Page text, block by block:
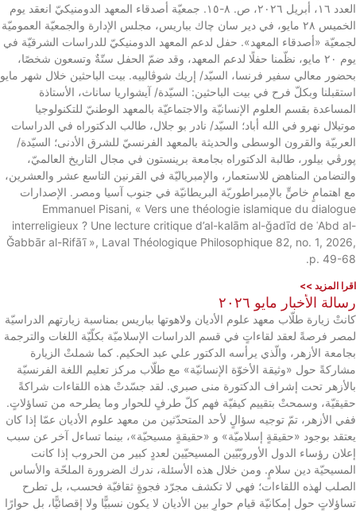
العدد ١٦، أبريل ٢٠٢٦، ص. ٨-١٥. جمعيّة أصدقاء المعهد الدومنيكيّ انعقد يوم
الخميس ٢٨ مايو، في دير سان چاك بباريس، مجلس الإدارة والجمعيّة العموميّة
لجمعيّة «أصدقاء المعهد». حفل لدعم المعهد الدومنيكيّ للدراسات الشرقيّة في
يوم ٢٠ مايو، نظّمنا حفلًا لدعم المعهد، وقد ضمّ الحفل ستّةٌ وتسعون شخصًا،
بحضور معالي سفير فرنسا، السيّد/ إريك شوڤالييه. بيت الباحثين خلال شهر مايو
استقبلنا وبكلّ فرح في بيت الباحثين: السيّدة/ آيشواريا ساناث، الأستاذة
المساعدة بقسم العلوم الإنسانيّة والاجتماعيّة بالمعهد الوطنيّ للتكنولوجيا
موتيلال نهرو في الله أباد؛ السيّد/ نادر بو جلال، طالب الدكتوراه في الدراسات
العربيّة والقرون الوسطى والحديثة بالمعهد الفرنسيّ للشرق الأدنى؛ السيّدة/
پورڤي بيلور، طالبة الدكتوراه بجامعة برينستون في مجال التاريخ العالميّ،
والتضامن المناهض للاستعمار، والإمبرياليّة في القرنين التاسع عشر والعشرين،
مع اهتمامٍ خاصٍّ بالإمبراطوريّة البريطانيّة في جنوب آسيا ومصر. الإصدارات
Emmanuel Pisani, « Vers une théologie islamique du dialogue
interreligieux ? Une lecture critique d’al-kalām al-ǧadīd de ʿAbd al-
Ǧabbār al-Rifāʿī », Laval Théologique Philosophique 82, no. 1, 2026,
p. 49-68.
اقرا المزيد >>
رسالة الأخبار مايو ٢٠٢٦
كانتْ زيارة طلّاب معهد علوم الأديان ولاهوتها بباريس بمناسبة زيارتهم الدراسيّة
لمصر فرصةً لعقد لقاءاتٍ في قسم الدراسات الإسلاميّة بكلّيّة اللغات والترجمة
بجامعة الأزهر، والّذي يرأسه الدكتور علي عبد الحكيم. كما شملتْ الزيارة
مشاركةً حول «وثيقة الأخوّة الإنسانيّة» مع طلّاب مركز تعليم اللغة الفرنسيّة
بالأزهر تحت إشراف الدكتورة منى صبري. لقد جسّدتْ هذه اللقاءات شراكةً
حقيقيّة، وسمحتْ بتقييم كيفيّة فهم كلّ طرفٍ للحوار وما يطرحه من تساؤلاتٍ.
ففي الأزهر، تمّ توجيه سؤالٍ لأحد المتحدّثين من معهد علوم الأديان عمّا إذا كان
يعتقد بوجود «حقيقةٍ إسلاميّة» و «حقيقةٍ مسيحيّة»، بينما تساءل آخر عن سبب
إعلان رؤساء الدول الأوروبّيّين المسيحيّين لعددٍ كبير من الحروب إذا كانت
المسيحيّة دين سلامٍ. ومن خلال هذه الأسئلة، ندرك الضرورة الملحّة والأساس
الصلب لهذه اللقاءات؛ فهي لا تكشف مجرّد فجوةٍ ثقافيّة فحسب، بل تطرح
تساؤلاتٍ حول إمكانيّة قيام حوارٍ بين الأديان لا يكون نسبيًّا ولا إقصائيًّا، بل حوارًا